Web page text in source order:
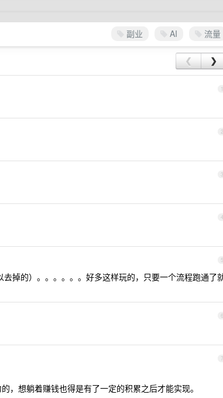
副业 AI 流量
❮ ❯
1
2
3
4
5
掉的）。。。。。。好多这样玩的，只要一个流程跑通了
6
7
，想躺着赚钱也得是有了一定的积累之后才能实现。